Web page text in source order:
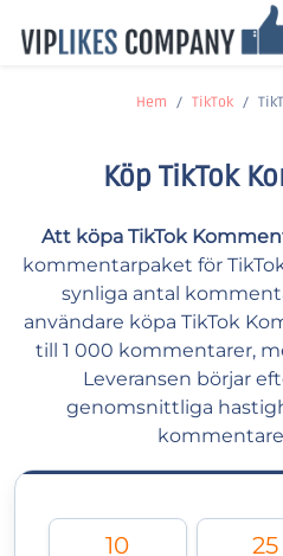
Hem TikTok
Köp TikTok
Att köpa TikTok
kommentarpaket för
synliga antal
användare köpa TikTok
till 1 000 kommentarer,
Leveransen börjar
genomsnittliga
10
25